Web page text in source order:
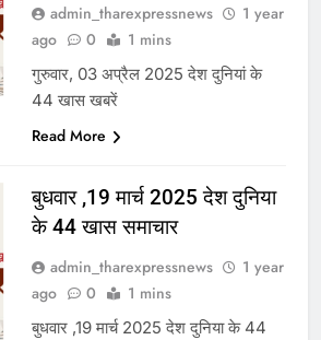
admin_tharexpressnews
1 year
ago
0 1 mins
गुरुवार, 03 अप्रैल 2025 देश दुनियां के
44 खास खबरें
Read More
बुधवार ,19 मार्च 2025 देश दुनिया
के 44 खास समाचार
admin_tharexpressnews
1 year
ago
0 1 mins
बुधवार ,19 मार्च 2025 देश दुनिया के 44